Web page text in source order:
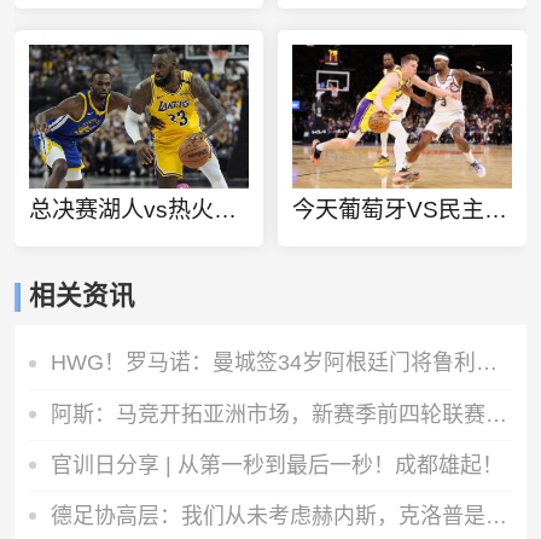
总决赛湖人vs热火g5日期 今天葡萄牙VS民主刚果直播
相关资讯
HWG！罗马诺：曼城签34岁阿根廷门将鲁利达协议，合同2+1
阿斯：马竞开拓亚洲市场，新赛季前四轮联赛两场安排在下午踢
官训日分享 | 从第一秒到最后一秒！成都雄起！
德足协高层：我们从未考虑赫内斯，克洛普是德国主帅的理想人选